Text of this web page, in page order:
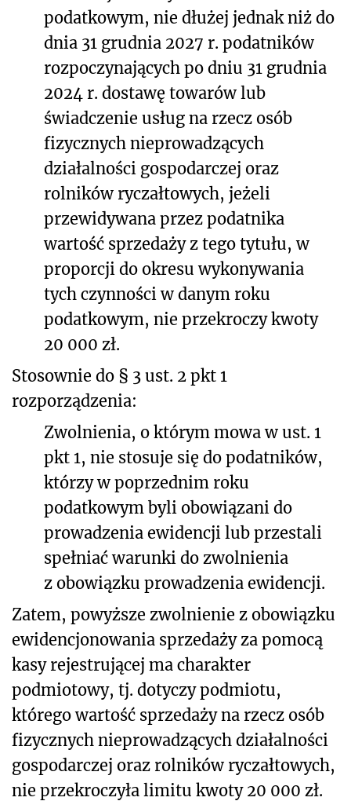
podatkowym, nie dłużej jednak niż do
dnia 31 grudnia 2027 r. podatników
rozpoczynających po dniu 31 grudnia
2024 r. dostawę towarów lub
świadczenie usług na rzecz osób
fizycznych nieprowadzących
działalności gospodarczej oraz
rolników ryczałtowych, jeżeli
przewidywana przez podatnika
wartość sprzedaży z tego tytułu, w
proporcji do okresu wykonywania
tych czynności w danym roku
podatkowym, nie przekroczy kwoty
20 000 zł.
Stosownie do § 3 ust. 2 pkt 1
rozporządzenia:
Zwolnienia, o którym mowa w ust. 1
pkt 1, nie stosuje się do podatników,
którzy w poprzednim roku
podatkowym byli obowiązani do
prowadzenia ewidencji lub przestali
spełniać warunki do zwolnienia
z obowiązku prowadzenia ewidencji.
Zatem, powyższe zwolnienie z obowiązku
ewidencjonowania sprzedaży za pomocą
kasy rejestrującej ma charakter
podmiotowy, tj. dotyczy podmiotu,
którego wartość sprzedaży na rzecz osób
fizycznych nieprowadzących działalności
gospodarczej oraz rolników ryczałtowych,
nie przekroczyła limitu kwoty 20 000 zł.